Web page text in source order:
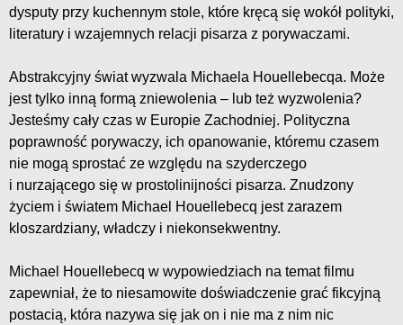
dysputy przy kuchennym stole, które kręcą się wokół polityki,
literatury i wzajemnych relacji pisarza z porywaczami.
Abstrakcyjny świat wyzwala Michaela Houellebecqa. Może
jest tylko inną formą zniewolenia – lub też wyzwolenia?
Jesteśmy cały czas w Europie Zachodniej. Polityczna
poprawność porywaczy, ich opanowanie, któremu czasem
nie mogą sprostać ze względu na szyderczego
i nurzającego się w prostolinijności pisarza. Znudzony
życiem i światem Michael Houellebecq jest zarazem
kloszardziany, władczy i niekonsekwentny.
Michael Houellebecq w wypowiedziach na temat filmu
zapewniał, że to niesamowite doświadczenie grać fikcyjną
postacią, która nazywa się jak on i nie ma z nim nic